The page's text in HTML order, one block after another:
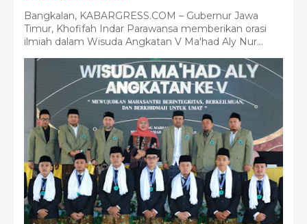
Bangkalan, KABARGRESS.COM – Gubernur Jawa
Timur, Khofifah Indar Parawansa memberikan orasi
ilmiah dalam Wisuda Angkatan V Ma'had Aly Nur...